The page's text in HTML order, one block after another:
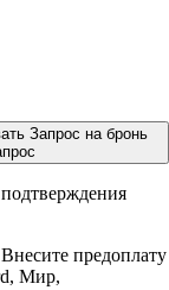
Запрос на бронь
предоплату
Мир,